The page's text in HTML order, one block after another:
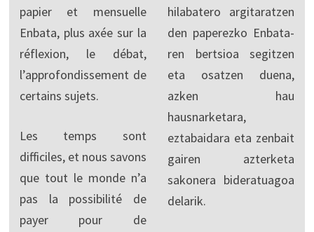
papier et mensuelle
Enbata, plus axée sur la
réflexion, le débat,
l’approfondissement de
certains sujets.
Les temps sont
difficiles, et nous savons
que tout le monde n’a
pas la possibilité de
payer pour de
hilabatero argitaratzen
den paperezko Enbata-
ren bertsioa segitzen
eta osatzen duena,
azken hau
hausnarketara,
eztabaidara eta zenbait
gairen azterketa
sakonera bideratuagoa
delarik.